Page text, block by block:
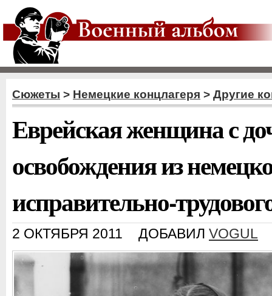
Сюжеты > Немецкие концлагеря > Другие
Еврейская женщина с
освобождения из
исправительно-
2 ОКТЯБРЯ 2011 ДОБАВИЛ VOGUL